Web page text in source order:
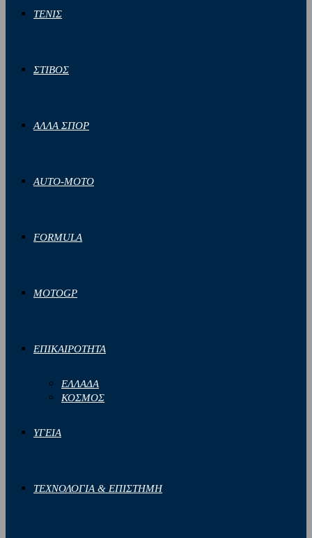
ΤΕΝΙΣ
ΣΤΙΒΟΣ
ΑΛΛΑ ΣΠΟΡ
AUTO-MOTO
FORMULA
MOTOGP
ΕΠΙΚΑΙΡΟΤΗΤΑ
ΕΛΛΑΔΑ
ΚΟΣΜΟΣ
ΥΓΕΙΑ
ΤΕΧΝΟΛΟΓΙΑ & ΕΠΙΣΤΗΜΗ